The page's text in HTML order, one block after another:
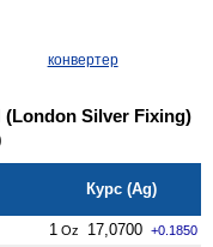
конвертер
(London Silver Fixing)
Курс (Ag)
1 Oz 17,0700 +0.1850